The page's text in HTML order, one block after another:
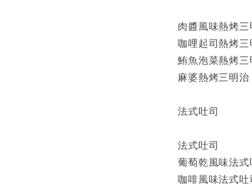
肉醬風味熱烤三
咖哩起司熱烤三
鮪魚泡菜熱烤三
麻婆熱烤三明治
法式吐司
法式吐司
葡萄乾風味法式
咖啡風味法式吐